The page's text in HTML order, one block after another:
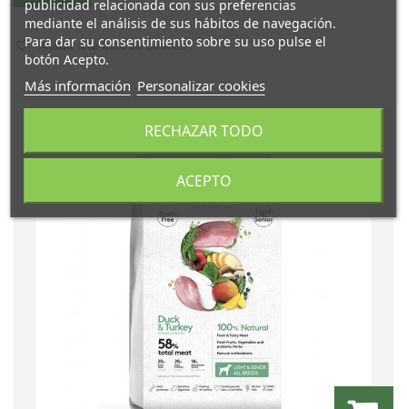
publicidad relacionada con sus preferencias
mediante el análisis de sus hábitos de navegación.
Para dar su consentimiento sobre su uso pulse el
botón Acepto.
Más información Personalizar cookies
RECHAZAR TODO
ACEPTO
Añadir a la lista de deseos